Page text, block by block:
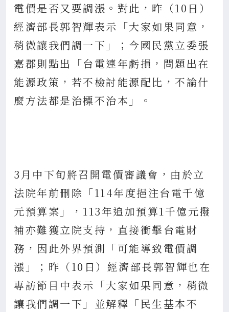
電價是否又要調漲。對此，昨（10日）
經濟部長郭智輝表示「大家如果同意，
稍微讓我們調一下」；今國民黨立委張
嘉郡則點出「台電連年虧損，問題出在
能源政策，若不檢討能源配比，不論什
麼方法都是治標不治本」。
3月中下旬將召開電價審議會，由於立
法院年前刪除「114年度挹注台電千億
元預算案」，113年追加預算1千億元撥
補亦難獲立院支持，直接衝擊台電財
務，因此外界預測「可能導致電價調
漲」；昨（10日）經濟部長郭智輝也在
專訪節目中表示「大家如果同意，稍微
讓我們調一下」並解釋「民生基本不